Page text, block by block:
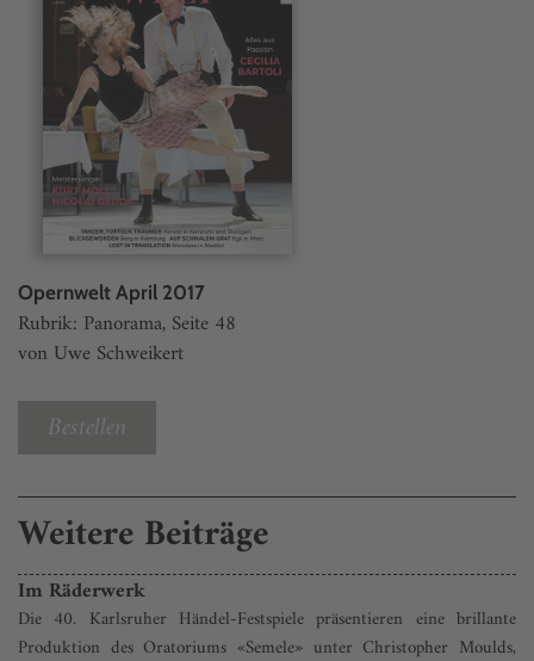
Opernwelt April 2017
Rubrik: Panorama, Seite 48
von Uwe Schweikert
Bestellen
Weitere Beiträge
Im Räderwerk
Die 40. Karlsruher Händel-Festspiele präsentieren eine brillante
Produktion des Oratoriums «Semele» unter Christopher Moulds,